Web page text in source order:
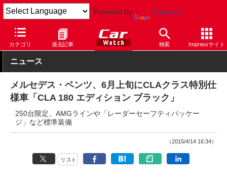
Powered by Translate
カテゴリ 過去記事 検索 Impressサイト
Car Watch 自動車 メルセデス・ベンツ CLA
ニュース
メルセデス・ベンツ、6月上旬にCLAクラス特別仕
様車「CLA 180 エディション ブラック」
250台限定。AMGラインや「レーダーセーフティパッケー
ジ」など標準装備
（2015/4/14 16:34）
リスト